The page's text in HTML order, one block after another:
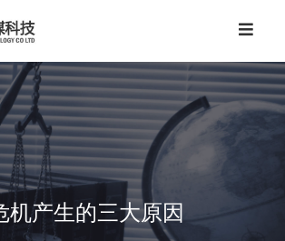
机产生的三大原因